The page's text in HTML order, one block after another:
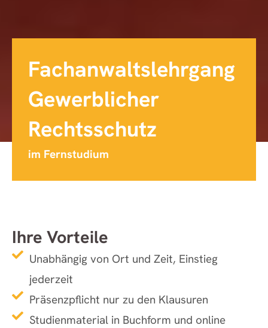
Fachanwaltslehrgang
Gewerblicher
Rechtsschutz
im Fernstudium
Ihre Vorteile
Unabhängig von Ort und Zeit, Einstieg
jederzeit
Präsenzpflicht nur zu den Klausuren
Studienmaterial in Buchform und online